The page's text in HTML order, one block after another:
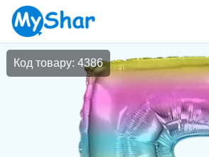
Код товару: 4386